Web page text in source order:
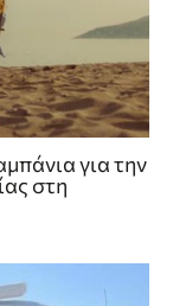
για την
στη